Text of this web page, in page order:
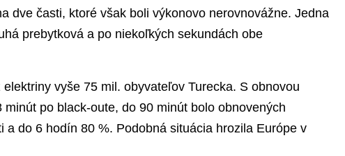
dve časti, ktoré však boli výkonovo nerovnovážne. Jedna
prebytková a po niekoľkých sekundách obe
vyše 75 mil. obyvateľov Turecka. S obnovou
minút po black-oute, do 90 minút bolo obnovených
a do 6 hodín 80 %. Podobná situácia hrozila Európe v